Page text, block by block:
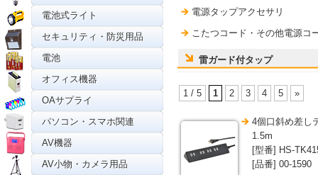
電池式ライト
セキュリティ・防災用品
電池
オフィス機器
OAサプライ
パソコン・スマホ関連
AV機器
AV小物・カメラ用品
電源タップアクセサリ
こたつコード・その他電源コ
雷ガード付タップ
1 / 5 1 2 3 4 5 »
4個口斜め差し
1.5m
[型番] HS-
[品番] 00-1590